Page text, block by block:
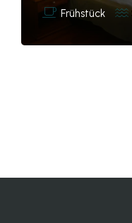
Frühstück